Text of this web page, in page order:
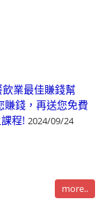
業最佳賺錢幫
賺錢，再送您免費
程! 2024/09/24
more..